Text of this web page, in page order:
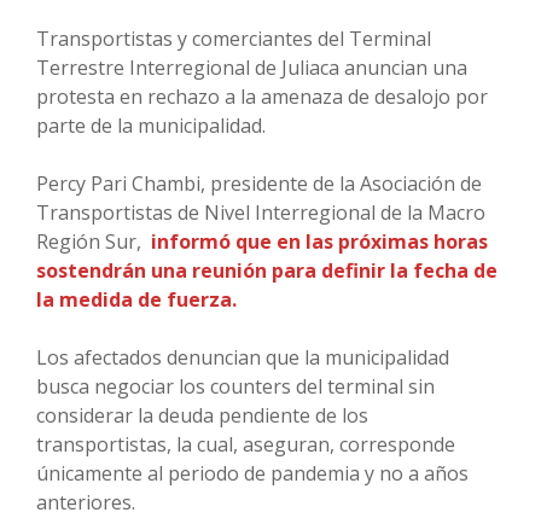
Transportistas y comerciantes del Terminal
Terrestre Interregional de Juliaca anuncian una
protesta en rechazo a la amenaza de desalojo por
parte de la municipalidad.
Percy Pari Chambi, presidente de la Asociación de
Transportistas de Nivel Interregional de la Macro
Región Sur, informó que en las próximas horas
sostendrán una reunión para definir la fecha de
la medida de fuerza.
Los afectados denuncian que la municipalidad
busca negociar los counters del terminal sin
considerar la deuda pendiente de los
transportistas, la cual, aseguran, corresponde
únicamente al periodo de pandemia y no a años
anteriores.